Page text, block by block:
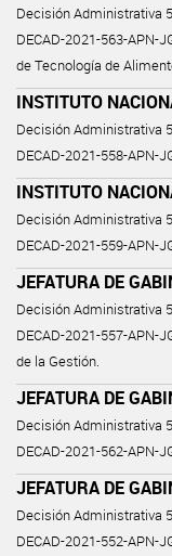
Decisión Administrativa
DECAD-2021-563-APN-
de Tecnología de
INSTITUTO
Decisión Administrativa
DECAD-2021-558-APN-
INSTITUTO
Decisión Administrativa
DECAD-2021-559-APN-
JEFATURA DE
Decisión Administrativa
DECAD-2021-557-APN-
de la Gestión.
JEFATURA DE
Decisión Administrativa
DECAD-2021-562-APN-
JEFATURA DE
Decisión Administrativa
DECAD-2021-552-APN-